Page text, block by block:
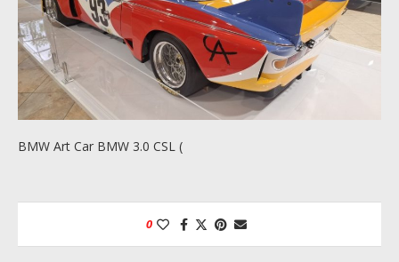
BMW Art Car BMW 3.0 CSL (
0